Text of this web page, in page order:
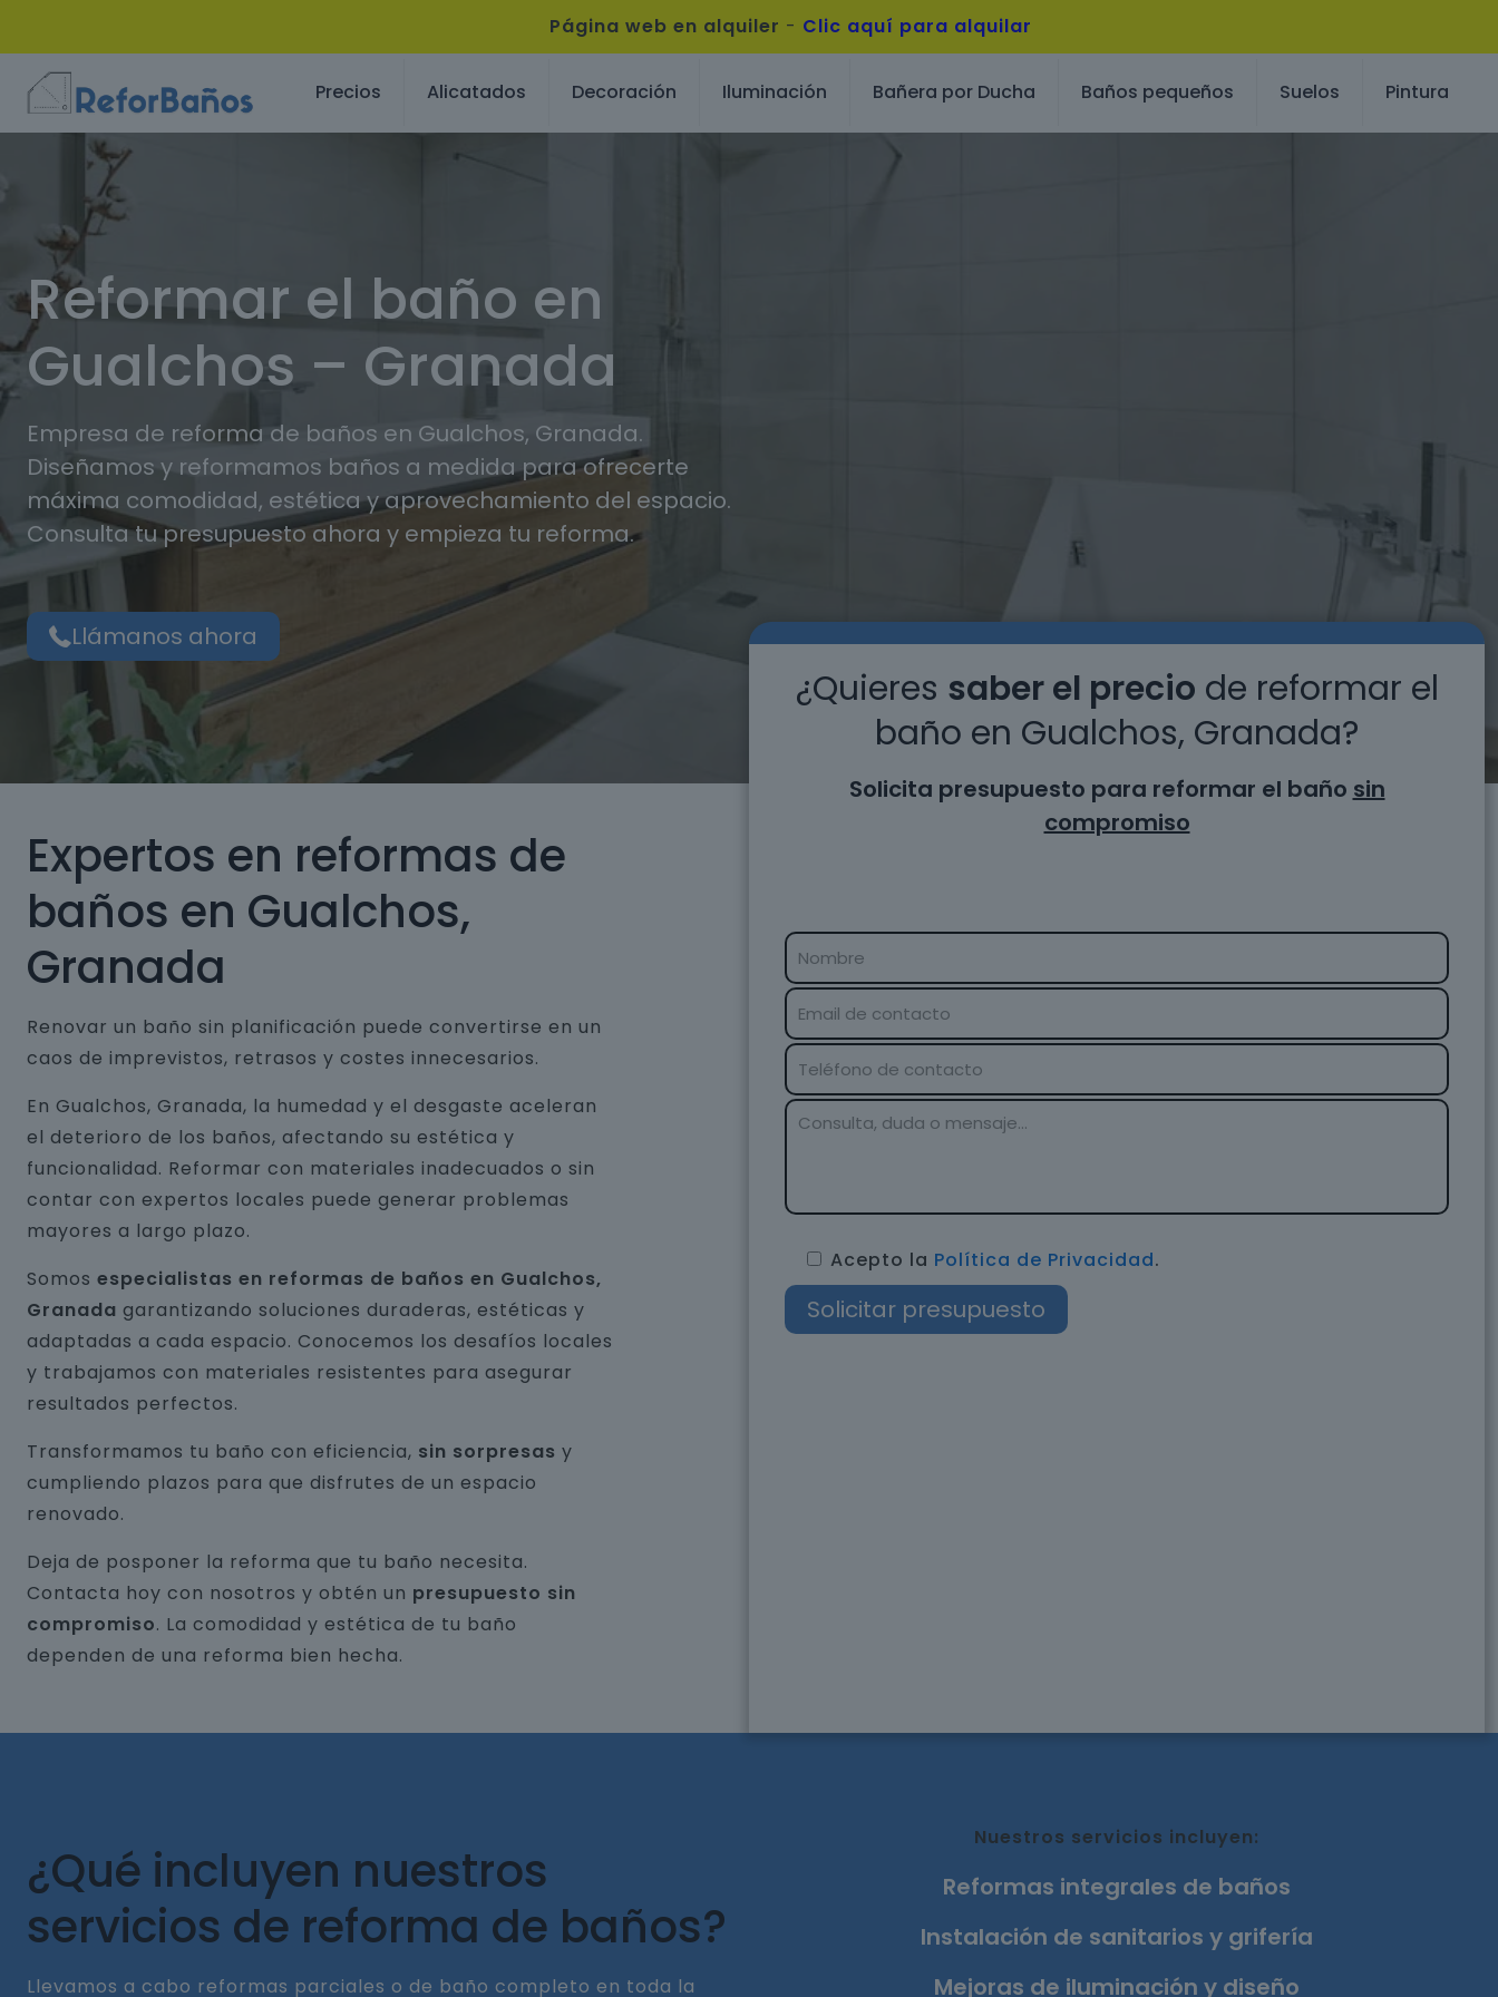
Página web en alquiler - Clic aquí para alquilar
Precios Alicatados Decoración Iluminación Bañera por Ducha Baños pequeños Suelos Pintura
Reformar el baño en
Gualchos – Granada
Empresa de reforma de baños en Gualchos, Granada.
Diseñamos y reformamos baños a medida para ofrecerte
máxima comodidad, estética y aprovechamiento del espacio.
Consulta tu presupuesto ahora y empieza tu reforma.
Llámanos ahora
Expertos en reformas de
baños en Gualchos,
Granada
Renovar un baño sin planificación puede convertirse en un
caos de imprevistos, retrasos y costes innecesarios.
En Gualchos, Granada, la humedad y el desgaste aceleran
el deterioro de los baños, afectando su estética y
funcionalidad. Reformar con materiales inadecuados o sin
contar con expertos locales puede generar problemas
mayores a largo plazo.
Somos especialistas en reformas de baños en Gualchos,
Granada garantizando soluciones duraderas, estéticas y
adaptadas a cada espacio. Conocemos los desafíos locales
y trabajamos con materiales resistentes para asegurar
resultados perfectos.
Transformamos tu baño con eficiencia, sin sorpresas y
cumpliendo plazos para que disfrutes de un espacio
renovado.
Deja de posponer la reforma que tu baño necesita.
Contacta hoy con nosotros y obtén un presupuesto sin
compromiso. La comodidad y estética de tu baño
dependen de una reforma bien hecha.
¿Quieres saber el precio de reformar el
baño en Gualchos, Granada?
Solicita presupuesto para reformar el baño sin
compromiso
Acepto la Política de Privacidad.
¿Qué incluyen nuestros
servicios de reforma de baños?
Llevamos a cabo reformas parciales o de baño completo en toda la
Nuestros servicios incluyen:
Reformas integrales de baños
Instalación de sanitarios y grifería
Mejoras de iluminación y diseño